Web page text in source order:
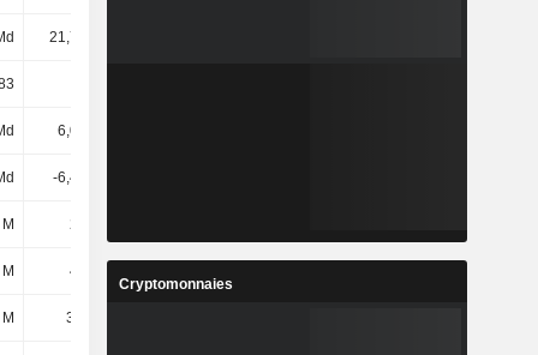
21,79 Md
6,04 Md
-6,41 Md
279 M
458 M
3,39 M
Cryptomonnaies